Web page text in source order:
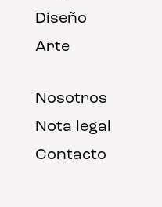
Diseño
Arte
Nosotros
Nota legal
Contacto